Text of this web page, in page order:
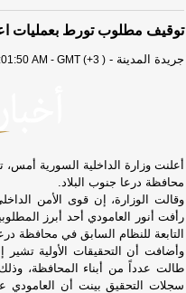
توقيف مطلوب تورط بعمليات
جريدة المدينة -
AM - GMT (+3 )
أعلنت وزارة الداخلية السورية
محافظة درعا جنوب البلاد.
وقالت الوزارة، إن قوى الأمن
رأفت أنور العامودي أحد أبرز
التابعة للنظام السابق في محافظة
وأضافت أن التحقيقات الأولية
طالت عدداً من أبناء المحافظة،
سجلات التحقيق بينت أن العامودي